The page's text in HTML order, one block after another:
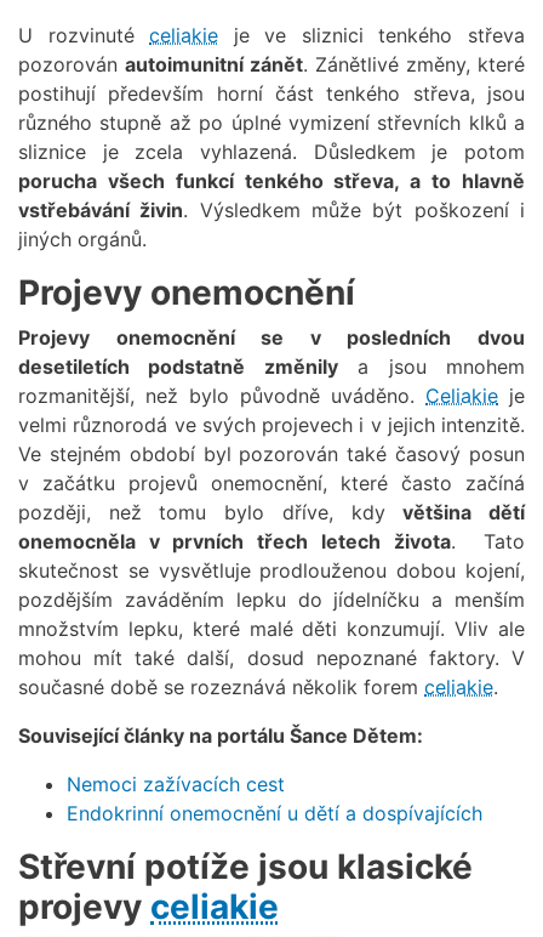
U rozvinutéceliakie je ve sliznici tenkého střeva
pozorován autoimunitní zánět. Zánětlivé změny, které
postihují především horní část tenkého střeva, jsou
různého stupně až po úplné vymizení střevních klků a
sliznice je zcela vyhlazená. Důsledkem je potom
porucha všech funkcí tenkého střeva, a to hlavně
vstřebávání živin. Výsledkem může být poškození i
jiných orgánů.
Projevy onemocnění
Projevy onemocnění se v posledních dvou
desetiletích podstatně změnilya jsou mnohem
rozmanitější, než bylo původně uváděno. Celiakie je
velmi různorodá ve svých projevech i v jejich intenzitě.
Ve stejném období byl pozorován také časový posun
v začátku projevů onemocnění, které často začíná
později, než tomu bylo dříve, kdyvětšina dětí
onemocněla v prvních třech letech života. Tato
skutečnost se vysvětluje prodlouženou dobou kojení,
pozdějším zaváděním lepku do jídelníčku a menším
množstvím lepku, které malé děti konzumují. Vliv ale
mohou mít také další, dosud nepoznané faktory. V
současné době se rozeznává několik forem celiakie.
Související články na portálu Šance Dětem:
Nemoci zažívacích cest
Endokrinní onemocnění u dětí a dospívajících
Střevní potíže jsou klasické
projevy celiakie